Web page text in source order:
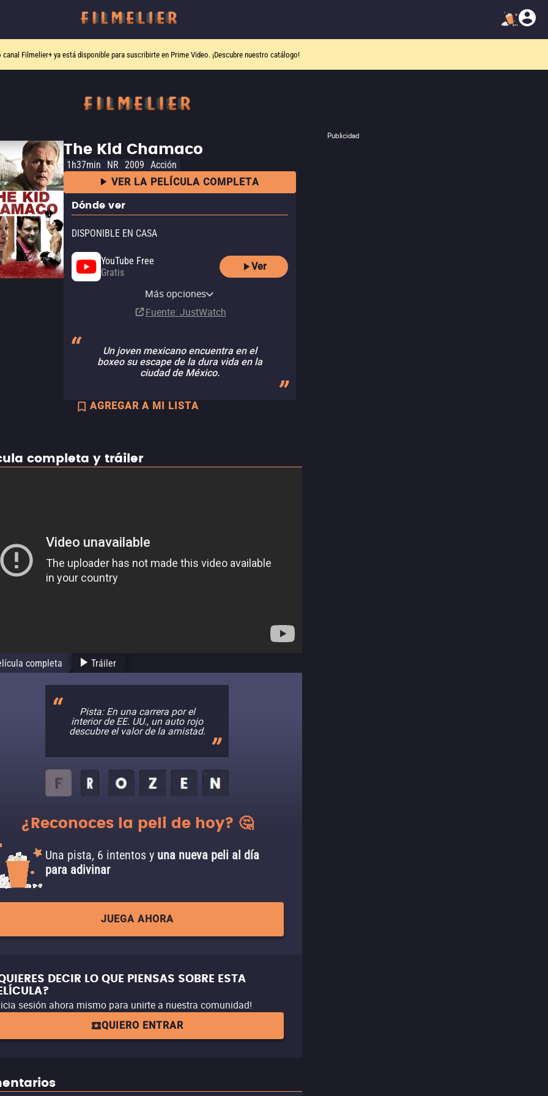
canal Filmelier+ya está disponible para suscribirte en Prime Video. ¡Descubre nuestro catálogo!
Publicidad
The Kid Chamaco
1h37min NR 2009 Acción
VER LA PELÍCULA COMPLETA
Dónde ver
DISPONIBLE EN CASA
YouTube Free
Gratis
Ver
Más opciones
Fuente: JustWatch
Un joven mexicano encuentra en el
boxeo su escape de la dura vida en la
ciudad de México.
AGREGAR A MI LISTA
completa y tráiler
completa Tráiler
Pista: En una carrera por el
interior de EE. UU., un auto rojo
descubre el valor de la amistad.
¿Reconoces la peli de hoy? 🤔
Una pista, 6 intentos y una nueva peli al día
para adivinar
JUEGA AHORA
DECIR LO QUE PIENSAS SOBRE ESTA
sesión ahora mismo para unirte a nuestra comunidad!
QUIERO ENTRAR